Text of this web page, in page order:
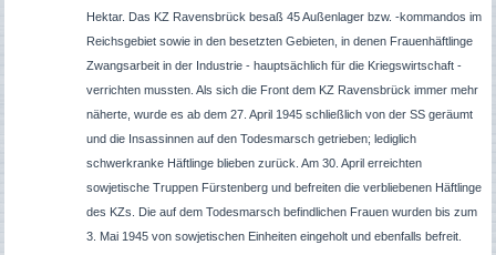
Hektar. Das KZ Ravensbrück besaß 45 Außenlager bzw. -kommandos im
Reichsgebiet sowie in den besetzten Gebieten, in denen Frauenhäftlinge
Zwangsarbeit in der Industrie - hauptsächlich für die Kriegswirtschaft -
verrichten mussten. Als sich die Front dem KZ Ravensbrück immer mehr
näherte, wurde es ab dem 27. April 1945 schließlich von der SS geräumt
und die Insassinnen auf den Todesmarsch getrieben; lediglich
schwerkranke Häftlinge blieben zurück. Am 30. April erreichten
sowjetische Truppen Fürstenberg und befreiten die verbliebenen Häftlinge
des KZs. Die auf dem Todesmarsch befindlichen Frauen wurden bis zum
3. Mai 1945 von sowjetischen Einheiten eingeholt und ebenfalls befreit.